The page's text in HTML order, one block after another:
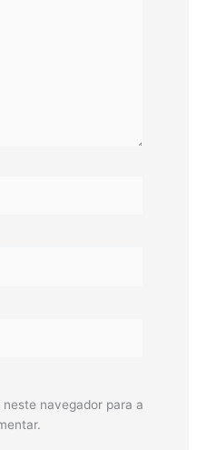
navegador para a